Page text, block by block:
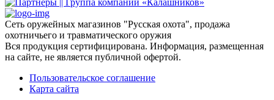
Сеть оружейных магазинов "Русская охота", продажа
охотничьего и травматического оружия
Вся продукция сертифицирована. Информация, размещенная
на сайте, не является публичной офертой.
Пользовательское соглашение
Карта сайта